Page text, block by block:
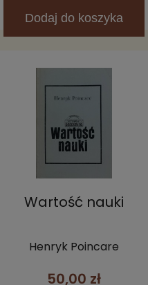
Dodaj do koszyka
Wartość nauki
Henryk Poincare
50,00 zł